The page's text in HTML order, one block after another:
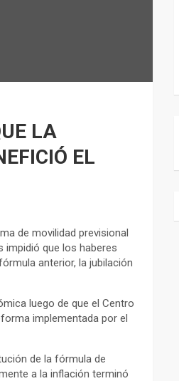
LA
EL
de movilidad previsional
impidió que los haberes
anterior, la jubilación
luego de que el Centro
implementada por el
de la fórmula de
a la inflación terminó